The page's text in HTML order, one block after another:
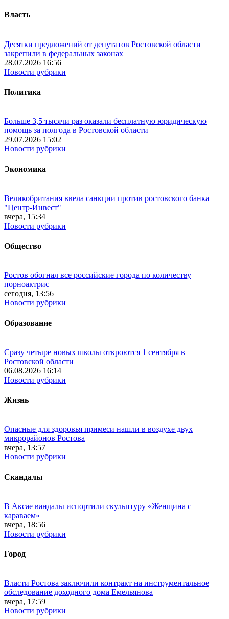
Власть
Десятки предложений от депутатов Ростовской области
закрепили в федеральных законах
28.07.2026 16:56
Новости рубрики
Политика
Больше 3,5 тысячи раз оказали бесплатную юридическую
помощь за полгода в Ростовской области
29.07.2026 15:02
Новости рубрики
Экономика
Великобритания ввела санкции против ростовского банка
"Центр-Инвест"
вчера, 15:34
Новости рубрики
Общество
Ростов обогнал все российские города по количеству
порноактрис
сегодня, 13:56
Новости рубрики
Образование
Сразу четыре новых школы откроются 1 сентября в
Ростовской области
06.08.2026 16:14
Новости рубрики
Жизнь
Опасные для здоровья примеси нашли в воздухе двух
микрорайонов Ростова
вчера, 13:57
Новости рубрики
Скандалы
В Аксае вандалы испортили скульптуру «Женщина с
караваем»
вчера, 18:56
Новости рубрики
Город
Власти Ростова заключили контракт на инструментальное
обследование доходного дома Емельянова
вчера, 17:59
Новости рубрики